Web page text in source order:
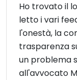
Ho trovato il
letto i vari
l'onestà, la
trasparenza
un problema
all'avvocato